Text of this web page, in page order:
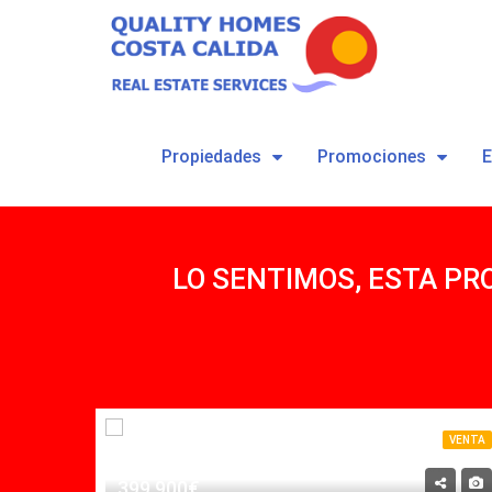
Propiedades Promociones
LO SENTIMOS, ESTA
VENTA